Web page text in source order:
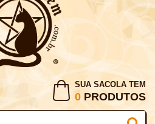
SUA SACOLA TEM
0 PRODUTOS